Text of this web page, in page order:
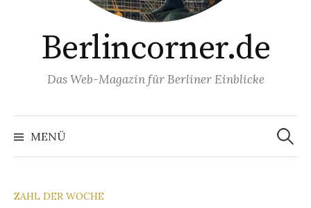
Berlincorner.de
Das Web-Magazin für Berliner Einblicke
MENÜ
Suchen
nach:
ZAHL DER WOCHE